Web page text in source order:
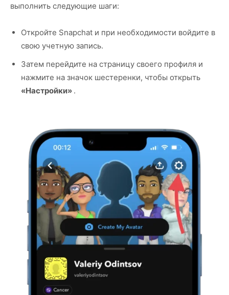
выполнить следующие шаги:
Откройте Snapchat и при необходимости войдите в
свою учетную запись.
Затем перейдите на страницу своего профиля и
нажмите на значок шестеренки, чтобы открыть
«Настройки» .